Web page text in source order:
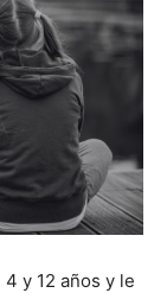
y 12 años y le